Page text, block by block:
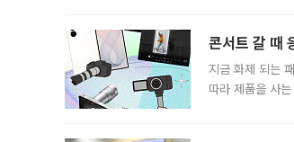
콘서트 갈 때
지금 화제 되는
따라 제품을 사